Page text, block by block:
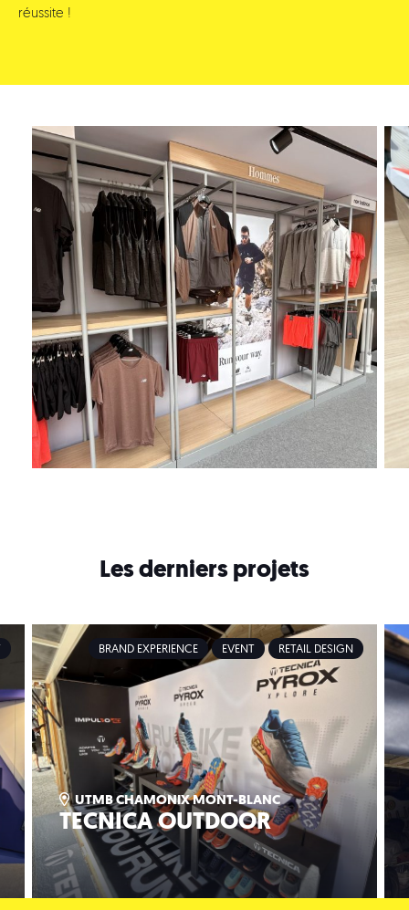
réussite !
Les derniers projets
BRAND EXPERIENCE EVENT RETAIL DESIGN
UTMB CHAMONIX MONT-BLANC
TECNICA OUTDOOR